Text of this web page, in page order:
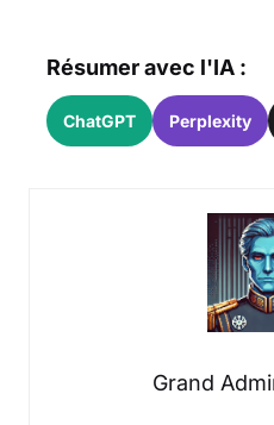
Résumer avec l'IA :
ChatGPT Perplexity
Grand